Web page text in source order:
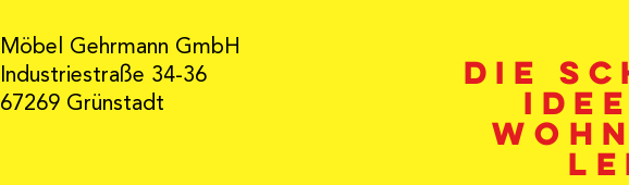
Möbel Gehrmann GmbH
Industriestraße 34-36
67269 Grünstadt
Die